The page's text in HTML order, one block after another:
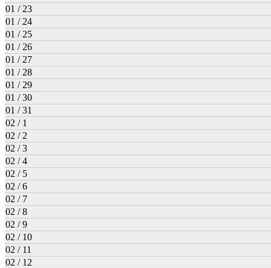
01 / 23
01 / 24
01 / 25
01 / 26
01 / 27
01 / 28
01 / 29
01 / 30
01 / 31
02 / 1
02 / 2
02 / 3
02 / 4
02 / 5
02 / 6
02 / 7
02 / 8
02 / 9
02 / 10
02 / 11
02 / 12